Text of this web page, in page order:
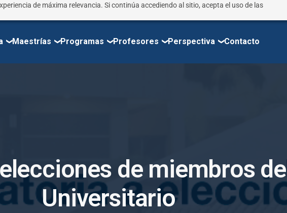
de máxima relevancia. Si continúa accediendo al sitio, acepta el uso de las
Maestrías Programas Profesores Perspectiva Contacto
elecciones de miembros de
Universitario